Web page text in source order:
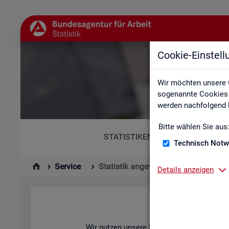
Cookie-
Wir möchten unsere
sogenannte
werden
Bitte wählen Sie aus:
Technisch
Details anzeigen
STATISTIKEN
Service Statistik angewendet